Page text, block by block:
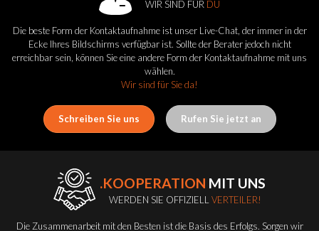
WIR SIND FÜR DU
Die beste Form der Kontaktaufnahme ist unser Live-Chat, der immer in der
Ecke Ihres Bildschirms verfügbar ist. Sollte der Berater jedoch nicht
erreichbar sein, können Sie eine andere Form der Kontaktaufnahme mit uns
wählen.
Wir sind für Sie da!
Schreiben Sie uns Rufen Sie jetzt an
.KOOPERATION MIT UNS
WERDEN SIE OFFIZIELLVERTEILER!
Die Zusammenarbeit mit den Besten ist die Basis des Erfolgs. Sorgen wir